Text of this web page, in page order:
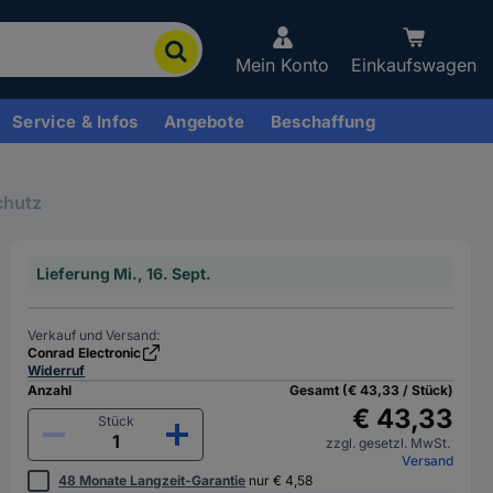
Mein Konto Einkaufswagen
Service & Infos Angebote Beschaffung
Lieferung Mi., 16. Sept.
Verkauf und Versand:
Conrad Electronic
Widerruf
Anzahl
Stück
Gesamt (€ 43,33 / Stück)
€ 43,33
zzgl. gesetzl. MwSt.
Versand
48 Monate Langzeit-Garantie nur € 4,58